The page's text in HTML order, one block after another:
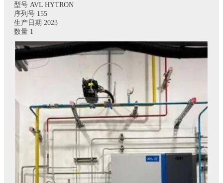
型号 AVL HYTRON
序列号 155
生产日期 2023
数量 1